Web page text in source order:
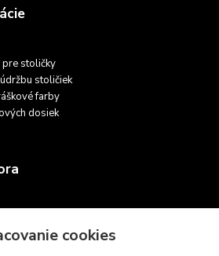
pre stoličky
stoličiek
farby
dosiek
16.00 cookies